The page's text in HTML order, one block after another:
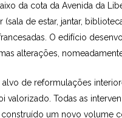
da cota da Avenida da
de estar, jantar,
O edifício
alterações,
de reformulações
valorizado. Todas as
um novo volume